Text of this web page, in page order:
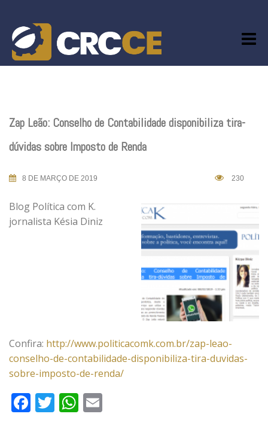
content
Zap Leão: Conselho de Contabilidade disponibiliza tira-
dúvidas sobre Imposto de Renda
8 DE MARÇO DE 2019 230
Blog Política com K.
jornalista Késia Diniz
Confira: http://www.politicacomk.com.br/zap-leao-
conselho-de-contabilidade-disponibiliza-tira-duvidas-
sobre-imposto-de-renda/
Facebook
TwitterWhatsApp